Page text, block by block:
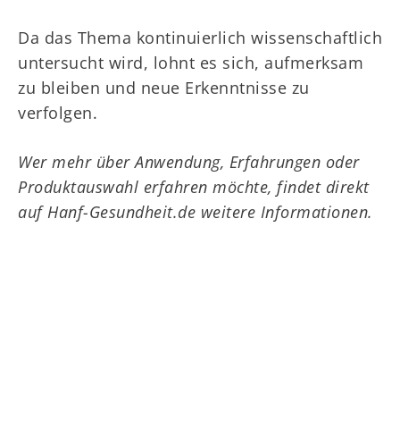
Da das Thema kontinuierlich wissenschaftlich
untersucht wird, lohnt es sich, aufmerksam
zu bleiben und neue Erkenntnisse zu
verfolgen.
Wer mehr über Anwendung, Erfahrungen oder
Produktauswahl erfahren möchte, findet direkt
auf Hanf-Gesundheit.de weitere Informationen.